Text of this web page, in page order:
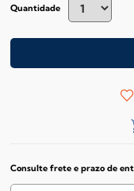
Quantidade
Consulte frete e prazo de